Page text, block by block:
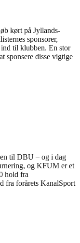
kørt på Jyllands-
sponsorer,
til klubben. En stor
sponsere disse vigtige
til DBU – og i dag
og KFUM er et
hold fra
fra forårets KanalSport